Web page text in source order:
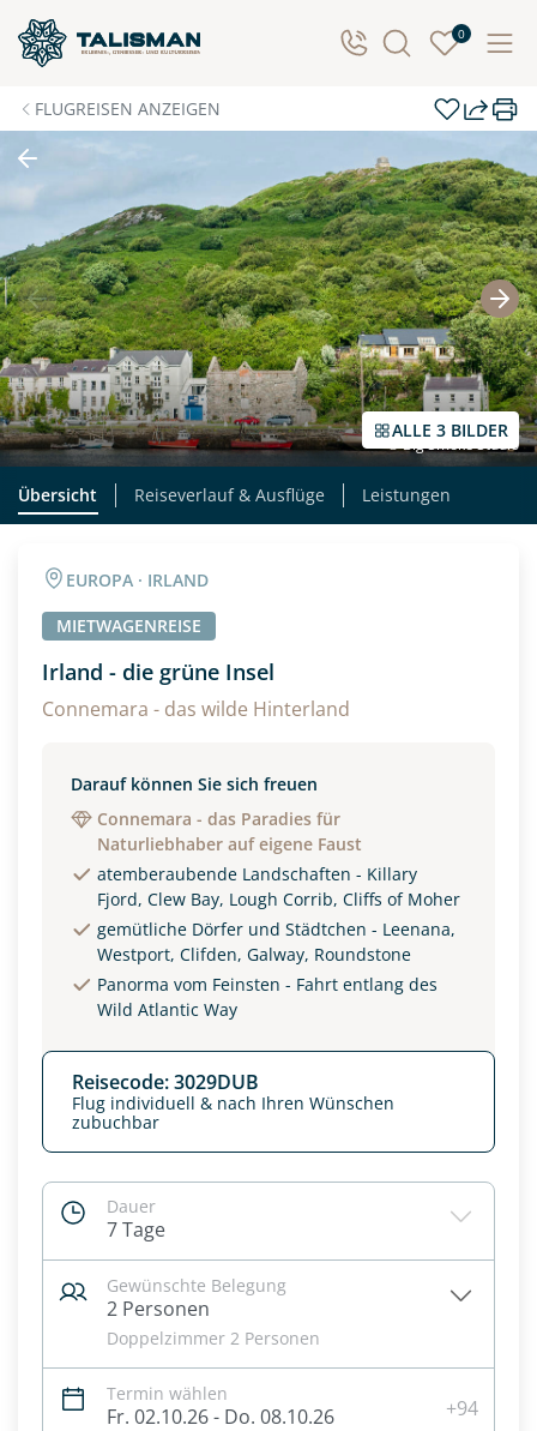
0
FLUGREISEN ANZEIGEN
ALLE 3 BILDER
© Big Smoke Studio
Übersicht Reiseverlauf & Ausflüge Leistungen
EUROPA · IRLAND
MIETWAGENREISE
Irland - die grüne Insel
Connemara - das wilde Hinterland
Darauf können Sie sich freuen
Connemara - das Paradies für
Naturliebhaber auf eigene Faust
atemberaubende Landschaften - Killary
Fjord, Clew Bay, Lough Corrib, Cliffs of Moher
gemütliche Dörfer und Städtchen - Leenana,
Westport, Clifden, Galway, Roundstone
Panorma vom Feinsten - Fahrt entlang des
Wild Atlantic Way
Reisecode: 3029DUB
Flug individuell & nach Ihren Wünschen
zubuchbar
Dauer
7 Tage
Gewünschte Belegung
2 Personen
Doppelzimmer 2 Personen
Termin wählen
Fr. 02.10.26 - Do. 08.10.26 +94
Individuelle Anfrage
Herzlichen Dank für Ihre Kontaktaufnahme! Ihr Urlaub
- so individuell wie Sie. Teilen Sie uns Ihre
Wunschtermine für die Reise mit. Wir prüfen die
Verfügbarkeit und kontaktieren Sie, um alles Weitere
zu besprechen. Gemeinsam gestalten wir Ihre
Traumreise.
Persönliche Daten
Vorname Nachname
E-Mail* Telefon
Alter
Unterkunft
EZ Familienzimmer
Reisebeginn
Option 2
Weitere Informationen